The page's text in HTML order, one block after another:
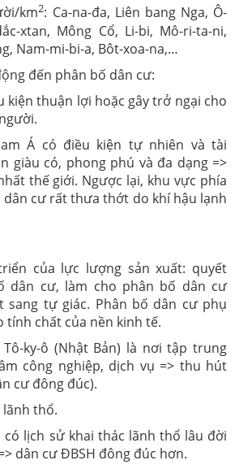
km2: Ca-na-đa, Liên bang Nga, Ô-
xtan, Mông Cổ, Li-bi, Mô-ri-ta-ni,
Nam-mi-bi-a, Bôt-xoa-na,…
đến phân bố dân cư:
kiện thuận lợi hoặc gây trở ngại cho
Á có điều kiện tự nhiên và tài
giàu có, phong phú và đa dạng =>
thế giới. Ngược lại, khu vực phía
dân cư rất thưa thớt do khí hậu lạnh
của lực lượng sản xuất: quyết
dân cư, làm cho phân bố dân cư
sang tự giác. Phân bố dân cư phụ
tính chất của nền kinh tế.
ky-ô (Nhật Bản) là nơi tập trung
công nghiệp, dịch vụ => thu hút
cư đông đúc).
lãnh thổ.
có lịch sử khai thác lãnh thổ lâu đời
dân cư ĐBSH đông đúc hơn.